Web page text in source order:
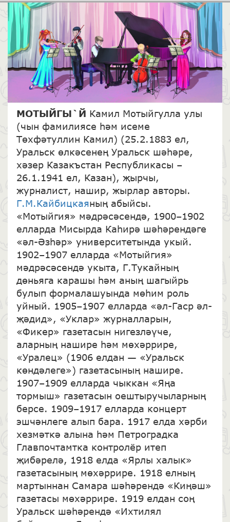
МОТЫЙГЫ`Й Камил Мотыйгулла улы
(чын фамилиясе һәм исеме
Төхфәтуллин Камил) (25.2.1883 ел,
Уральск өлкәсенең Уральск шәһәре,
хәзер Казакъстан Республикасы –
26.1.1941 ел, Казан), җырчы,
журналист, нашир, жырлар авторы.
Г.М.Кайбицкаяның абыйсы.
«Мотыйгия» мәдрәсәсендә, 1900–1902
елларда Мисырда Каһирә шәһәрендәге
«әл-Әзһәр» университетында укый.
1902–1907 елларда «Мотыйгия»
мәдрәсәсендә укыта, Г.Тукайның
дөньяга карашы һәм аның шагыйрь
булып формалашуында мөһим роль
уйный. 1905–1907 елларда «әл-Гаср әл-
җәдид», «Уклар» журналларын,
«Фикер» газетасын нигезләүче,
аларның нашире һәм мөхәррире,
«Уралец» (1906 елдан — «Уральск
көндәлеге») газетасының нашире.
1907–1909 елларда чыккан «Яңа
тормыш» газетасын оештыручыларның
берсе. 1909–1917 елларда концерт
эшчәнлеге алып бара. 1917 елда хәрби
хезмәткә алына һәм Петроградка
Главпочтамтка контролёр итеп
җибәрелә, 1918 елда «Ярлы халык»
газетасының мөхәррире. 1918 елның
мартыннан Самара шәһәрендә «Киңәш»
газетасы мөхәррире. 1919 елдан соң
Уральск шәһәрендә «Ихтилял